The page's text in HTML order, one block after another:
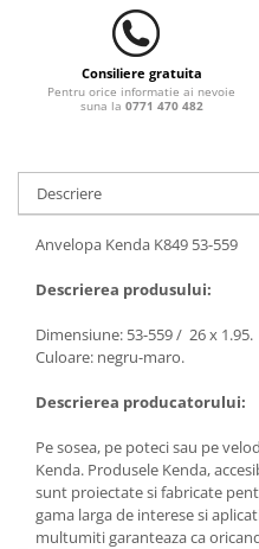
Schimbatoare si accesorii
Consiliere gratuita
Pentru orice informatie ai nevoie
suna la 0771 470 482
Descriere
Anvelopa Kenda K849 53-559
Descrierea produsului:
Dimensiune: 53-559 / 26 x 1.95.
Culoare: negru-maro.
Descrierea producatorului:
Pe sosea, pe poteci sau pe
Kenda. Produsele Kenda,
sunt proiectate si fabricate
gama larga de interese si
multumiti garanteaza ca